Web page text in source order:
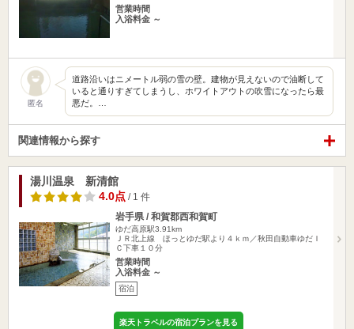
営業時間
入浴料金 ～
匿名
道路沿いはニメートル弱の雪の壁。建物が見えないので油断して
いると通りすぎてしまうし、ホワイトアウトの吹雪になったら最
悪だ。…
関連情報から探す
湯川温泉 新清館
4.0点 / 1 件
岩手県 / 和賀郡西和賀町
ゆだ高原駅3.91km
ＪＲ北上線 ほっとゆだ駅より４ｋｍ／秋田自動車ゆだＩ
Ｃ下車１０分
営業時間
入浴料金 ～
宿泊
楽天トラベルの宿泊プランを見る